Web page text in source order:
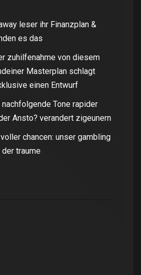
leser ihr Finanzplan &
es das
zuhilfenahme von diesem
Masterplan schlagt
einen Entwurf
Tone rapider
Ansto? verandert zigeunern
chancen: unser gambling
traume